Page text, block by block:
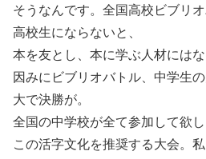
そうなんです。全国高校ビブリ
高校生にならないと、
本を友とし、本に学ぶ人材にはな
因みにビブリオバトル、中学生
大で決勝が。
全国の中学校が全て参加して欲し
この活字文化を推奨する大会。